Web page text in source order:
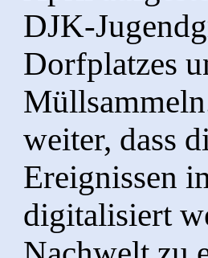
DJK-
Dorfplatzes
weiter, dass
Ereignissen
digitalisiert